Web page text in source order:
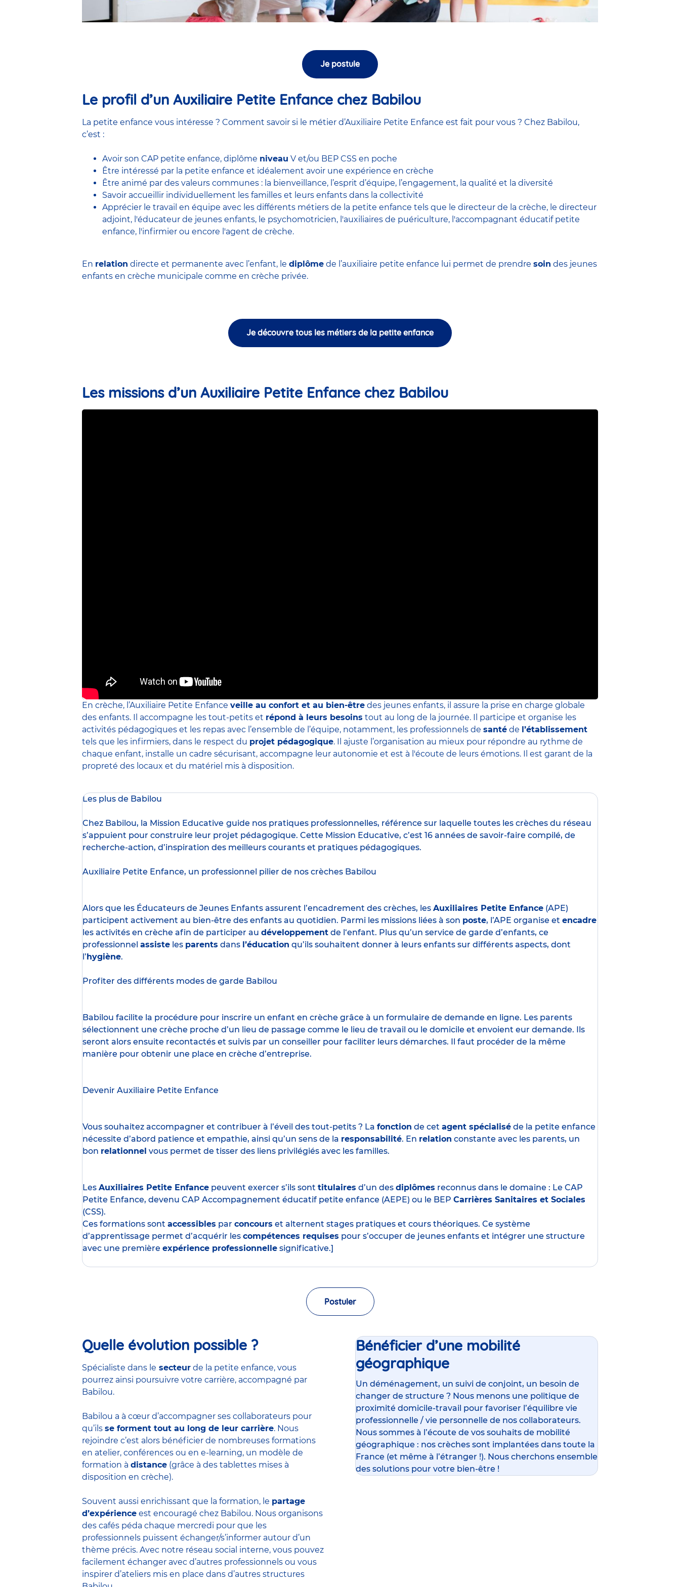
Je postule
Le profil d’un Auxiliaire Petite Enfance chez Babilou
La petite enfance vous intéresse ? Comment savoir si le métier d’Auxiliaire Petite Enfance est fait pour vous ? Chez Babilou,
c’est :
Avoir son CAP petite enfance, diplôme niveau V et/ou BEP CSS en poche
Être intéressé par la petite enfance et idéalement avoir une expérience en crèche
Être animé par des valeurs communes : la bienveillance, l’esprit d’équipe, l’engagement, la qualité et la diversité
Savoir accueillir individuellement les familles et leurs enfants dans la collectivité
Apprécier le travail en équipe avec les différents métiers de la petite enfance tels que le directeur de la crèche, le directeur
adjoint, l'éducateur de jeunes enfants, le psychomotricien, l'auxiliaires de puériculture, l'accompagnant éducatif petite
enfance, l'infirmier ou encore l'agent de crèche.
En relation directe et permanente avec l’enfant, le diplôme de l’auxiliaire petite enfance lui permet de prendre soin des jeunes
enfants en crèche municipale comme en crèche privée.
Je découvre tous les métiers de la petite enfance
Les missions d’un Auxiliaire Petite Enfance chez Babilou
En crèche, l’Auxiliaire Petite Enfance veille au confort et au bien-être des jeunes enfants, il assure la prise en charge globale
des enfants. Il accompagne les tout-petits et répond à leurs besoins tout au long de la journée. Il participe et organise les
activités pédagogiques et les repas avec l’ensemble de l’équipe, notamment, les professionnels de santé de l’établissement
tels que les infirmiers, dans le respect du projet pédagogique. Il ajuste l’organisation au mieux pour répondre au rythme de
chaque enfant, installe un cadre sécurisant, accompagne leur autonomie et est à l'écoute de leurs émotions. Il est garant de la
propreté des locaux et du matériel mis à disposition.
Les plus de Babilou
Chez Babilou, la Mission Educative guide nos pratiques professionnelles, référence sur laquelle toutes les crèches du réseau
s’appuient pour construire leur projet pédagogique. Cette Mission Educative, c’est 16 années de savoir-faire compilé, de
recherche-action, d’inspiration des meilleurs courants et pratiques pédagogiques.
Auxiliaire Petite Enfance, un professionnel pilier de nos crèches Babilou
Alors que les Éducateurs de Jeunes Enfants assurent l’encadrement des crèches, les Auxiliaires Petite Enfance (APE)
participent activement au bien-être des enfants au quotidien. Parmi les missions liées à son poste, l’APE organise et encadre
les activités en crèche afin de participer au développement de l‘enfant. Plus qu’un service de garde d’enfants, ce
professionnel assiste les parents dans l’éducation qu’ils souhaitent donner à leurs enfants sur différents aspects, dont
l’ hygiène.
Profiter des différents modes de garde Babilou
Babilou facilite la procédure pour inscrire un enfant en crèche grâce à un formulaire de demande en ligne. Les parents
sélectionnent une crèche proche d’un lieu de passage comme le lieu de travail ou le domicile et envoient eur demande. Ils
seront alors ensuite recontactés et suivis par un conseiller pour faciliter leurs démarches. Il faut procéder de la même
manière pour obtenir une place en crèche d’entreprise.
Devenir Auxiliaire Petite Enfance
Vous souhaitez accompagner et contribuer à l’éveil des tout-petits ? La fonction de cet agent spécialisé de la petite enfance
nécessite d’abord patience et empathie, ainsi qu’un sens de la responsabilité. En relation constante avec les parents, un
bon relationnel vous permet de tisser des liens privilégiés avec les familles.
Les Auxiliaires Petite Enfance peuvent exercer s’ils sont titulaires d’un des diplômes reconnus dans le domaine : Le CAP
Petite Enfance, devenu CAP Accompagnement éducatif petite enfance (AEPE) ou le BEP Carrières Sanitaires et Sociales
(CSS).
Ces formations sont accessibles par concours et alternent stages pratiques et cours théoriques. Ce système
d’apprentissage permet d’acquérir les compétences requises pour s’occuper de jeunes enfants et intégrer une structure
avec une première expérience professionnelle significative.]
Postuler
Quelle évolution possible ?
Spécialiste dans le secteur de la petite enfance, vous
pourrez ainsi poursuivre votre carrière, accompagné par
Babilou.
Babilou a à cœur d’accompagner ses collaborateurs pour
qu’ils se forment tout au long de leur carrière. Nous
rejoindre c’est alors bénéficier de nombreuses formations
en atelier, conférences ou en e-learning, un modèle de
formation à distance (grâce à des tablettes mises à
disposition en crèche).
Souvent aussi enrichissant que la formation, le partage
d’expérience est encouragé chez Babilou. Nous organisons
des cafés péda chaque mercredi pour que les
professionnels puissent échanger/s’informer autour d’un
thème précis. Avec notre réseau social interne, vous pouvez
facilement échanger avec d’autres professionnels ou vous
inspirer d’ateliers mis en place dans d’autres structures
Bénéficier d’une mobilité
géographique
Un déménagement, un suivi de conjoint, un besoin de
changer de structure ? Nous menons une politique de
proximité domicile-travail pour favoriser l’équilibre vie
professionnelle / vie personnelle de nos collaborateurs.
Nous sommes à l’écoute de vos souhaits de mobilité
géographique : nos crèches sont implantées dans toute la
France (et même à l’étranger !). Nous cherchons ensemble
des solutions pour votre bien-être !